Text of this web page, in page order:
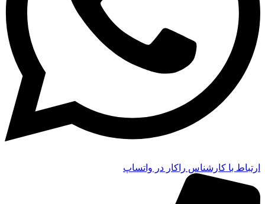
ارتباط با کارشناس راکار در واتساپ